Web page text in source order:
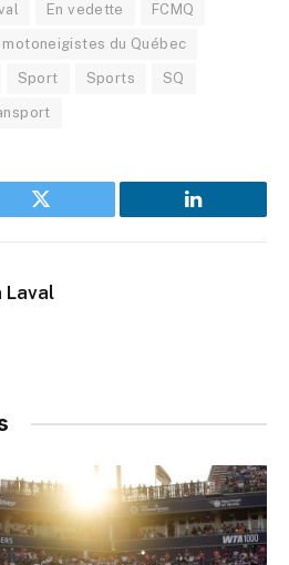
En vedette FCMQ
du Québec
Sport Sports SQ
Twitter LinkedIn
Laval